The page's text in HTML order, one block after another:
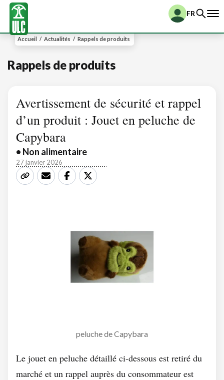
FR
Accueil / Actualités / Rappels de produits
Rappels de produits
Avertissement de sécurité et rappel
d’un produit : Jouet en peluche de
Capybara
• Non alimentaire
27 janvier 2026
peluche de Capybara
Le jouet en peluche détaillé ci-dessous est retiré du
marché et un rappel auprès du consommateur est